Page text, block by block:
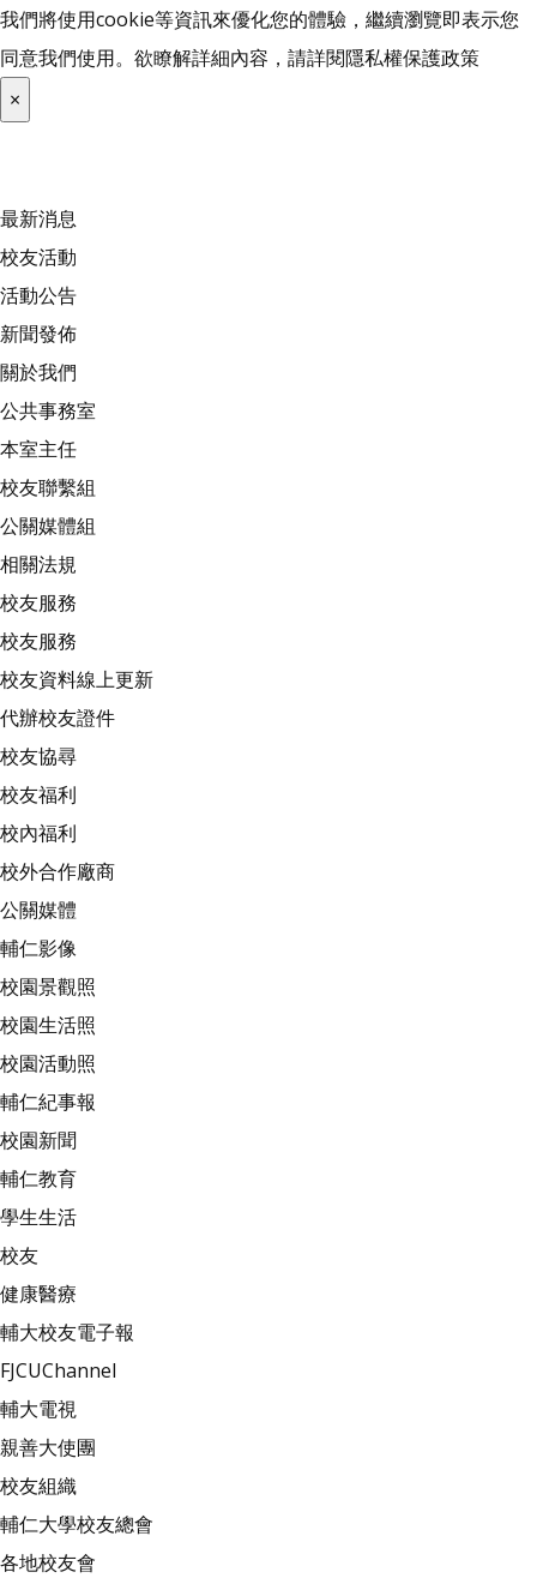
我們將使用cookie等資訊來優化您的體驗，繼續瀏覽即表示您
同意我們使用。欲瞭解詳細內容，請詳閱隱私權保護政策
×
最新消息
校友活動
活動公告
新聞發佈
關於我們
公共事務室
本室主任
校友聯繫組
公關媒體組
相關法規
校友服務
校友服務
校友資料線上更新
代辦校友證件
校友協尋
校友福利
校內福利
校外合作廠商
公關媒體
輔仁影像
校園景觀照
校園生活照
校園活動照
輔仁紀事報
校園新聞
輔仁教育
學生生活
校友
健康醫療
輔大校友電子報
FJCUChannel
輔大電視
親善大使團
校友組織
輔仁大學校友總會
各地校友會